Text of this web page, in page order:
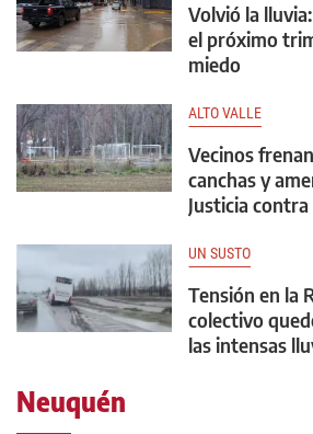
Volvió la
el próximo
miedo
ALTO VALLE
Vecinos
canchas y
Justicia
UN SUSTO
Tensión en la
colectivo
las intensas
Neuquén